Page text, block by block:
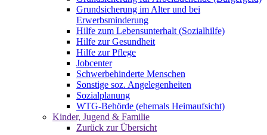
Grundsicherung im Alter und bei
Erwerbsminderung
Hilfe zum Lebensunterhalt (Sozialhilfe)
Hilfe zur Gesundheit
Hilfe zur Pflege
Jobcenter
Schwerbehinderte Menschen
Sonstige soz. Angelegenheiten
Sozialplanung
WTG-Behörde (ehemals Heimaufsicht)
Kinder, Jugend & Familie
Zurück zur Übersicht